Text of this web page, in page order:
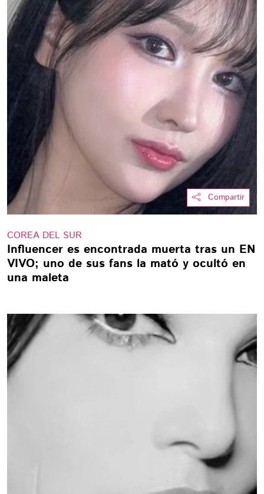
Compartir
COREA DEL SUR
Influencer es encontrada muerta tras un EN
VIVO; uno de sus fans la mató y ocultó en
una maleta